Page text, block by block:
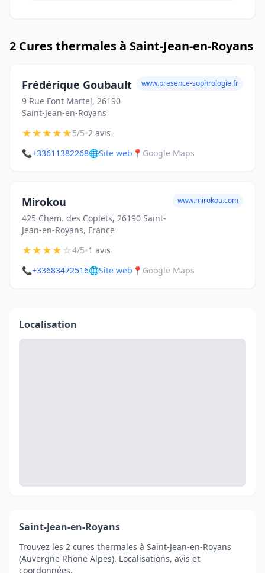
2 Cures thermales à Saint-Jean-en-Royans
Frédérique Goubault
9 Rue Font Martel, 26190
Saint-Jean-en-Royans
www.presence-sophrologie.fr
★★★★★5/5•2 avis
📞+33611382268🌐Site web 📍 Google Maps
Mirokou
425 Chem. des Coplets, 26190 Saint-
Jean-en-Royans, France
www.mirokou.com
★★★★☆4/5•1 avis
📞+33683472516🌐Site web 📍 Google Maps
Localisation
Saint-Jean-en-Royans
Trouvez les 2 cures thermales à Saint-Jean-en-Royans
(Auvergne Rhone Alpes). Localisations, avis et
coordonnées.